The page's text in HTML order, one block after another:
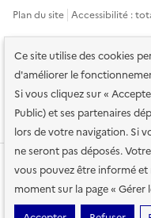
Ce site utilise des cookies
d'améliorer le
Si vous cliquez sur «
Public) et ses partenaires
lors de votre navigation. Si
ne seront pas déposés.
vous pouvez être informé
moment sur la page « Gérer
Plan du site Accessibilité :
Conditions générales
Sauf mention contraire, tous